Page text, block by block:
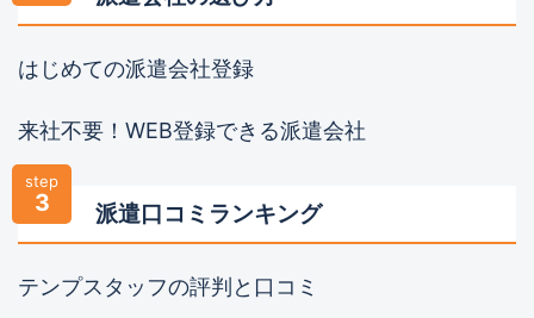
はじめての派遣会社登録
来社不要！WEB登録できる派遣会社
step
3 派遣口コミランキング
テンプスタッフの評判と口コミ